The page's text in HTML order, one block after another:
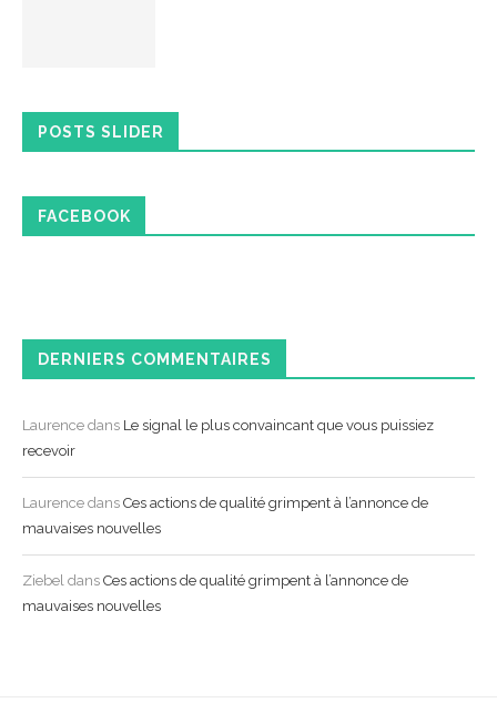
POSTS SLIDER
FACEBOOK
DERNIERS COMMENTAIRES
Laurence dans Le signal le plus convaincant que vous puissiez
recevoir
Laurence dans Ces actions de qualité grimpent à l’annonce de
mauvaises nouvelles
Ziebel dans Ces actions de qualité grimpent à l’annonce de
mauvaises nouvelles